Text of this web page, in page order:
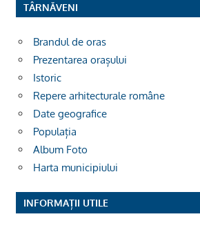
TÂRNĂVENI
Brandul de oras
Prezentarea orașului
Istoric
Repere arhitecturale române
Date geografice
Populația
Album Foto
Harta municipiului
INFORMAȚII UTILE